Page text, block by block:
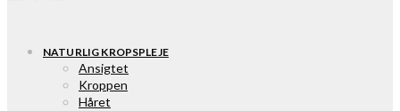
NATURLIG KROPSPLEJE
Ansigtet
Kroppen
Håret